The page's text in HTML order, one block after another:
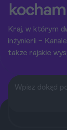
Kraj, w którym
inżynierii –
także rajskie